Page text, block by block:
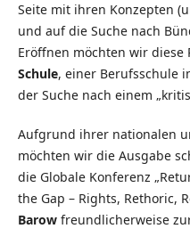
Seite mit ihren Konzepten
und auf die Suche nach
Eröffnen möchten wir diese
Schule, einer Berufsschule
der Suche nach einem
Aufgrund ihrer nationalen
möchten wir die Ausgabe
die Globale Konferenz
the Gap – Rights, Rethoric,
Barowfreundlicherweise